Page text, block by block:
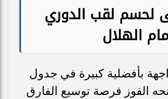
لحسم لقب الدوري
الهلال
بأفضلية كبيرة في جدول
الفوز فرصة توسيع الفارق